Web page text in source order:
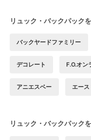
リュック・バックパック
バックヤードファミリー
デコレート F.O.オン
アニエスベー エース
リュック・バックパック